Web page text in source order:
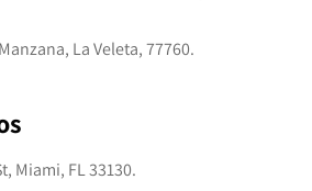
La Veleta, 77760.
Miami, FL 33130.